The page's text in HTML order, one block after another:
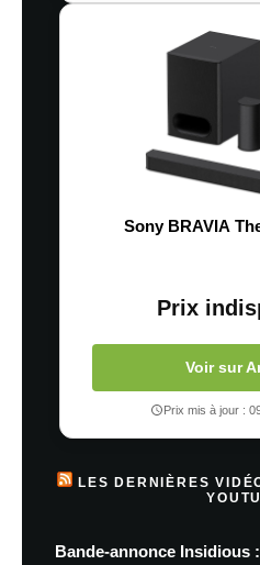
Sony BRAVIA
Prix
Voir sur
Prix mis à jour :
LES DERNIÈRES
Bande-annonce Insidious